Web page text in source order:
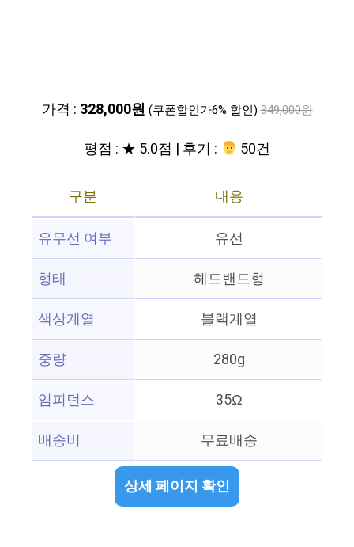
가격 : 328,000원 (쿠폰할인가6% 할인) 349,000원
평점 : ★ 5.0점 | 후기 : ‍‍ 50건
구분
내용
유무선 여부
유선
형태
헤드밴드형
색상계열
블랙계열
중량
280g
임피던스
35Ω
배송비
무료배송
상세 페이지 확인